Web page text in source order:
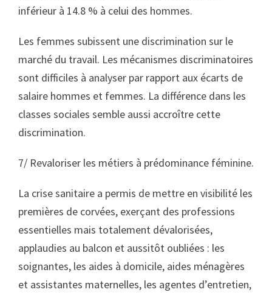
inférieur à 14.8 % à celui des hommes.
Les femmes subissent une discrimination sur le
marché du travail. Les mécanismes discriminatoires
sont difficiles à analyser par rapport aux écarts de
salaire hommes et femmes. La différence dans les
classes sociales semble aussi accroître cette
discrimination.
7/ Revaloriser les métiers à prédominance féminine.
La crise sanitaire a permis de mettre en visibilité les
premières de corvées, exerçant des professions
essentielles mais totalement dévalorisées,
applaudies au balcon et aussitôt oubliées : les
soignantes, les aides à domicile, aides ménagères
et assistantes maternelles, les agentes d’entretien,